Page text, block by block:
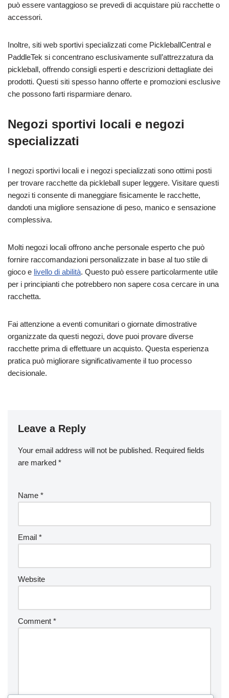
può essere vantaggioso se prevedi di acquistare più racchette o
accessori.
Inoltre, siti web sportivi specializzati come PickleballCentral e
PaddleTek si concentrano esclusivamente sull’attrezzatura da
pickleball, offrendo consigli esperti e descrizioni dettagliate dei
prodotti. Questi siti spesso hanno offerte e promozioni esclusive
che possono farti risparmiare denaro.
Negozi sportivi locali e negozi
specializzati
I negozi sportivi locali e i negozi specializzati sono ottimi posti
per trovare racchette da pickleball super leggere. Visitare questi
negozi ti consente di maneggiare fisicamente le racchette,
dandoti una migliore sensazione di peso, manico e sensazione
complessiva.
Molti negozi locali offrono anche personale esperto che può
fornire raccomandazioni personalizzate in base al tuo stile di
gioco e livello di abilità. Questo può essere particolarmente utile
per i principianti che potrebbero non sapere cosa cercare in una
racchetta.
Fai attenzione a eventi comunitari o giornate dimostrative
organizzate da questi negozi, dove puoi provare diverse
racchette prima di effettuare un acquisto. Questa esperienza
pratica può migliorare significativamente il tuo processo
decisionale.
Leave a Reply
Your email address will not be published. Required fields
are marked *
Name *
Email *
Website
Comment *